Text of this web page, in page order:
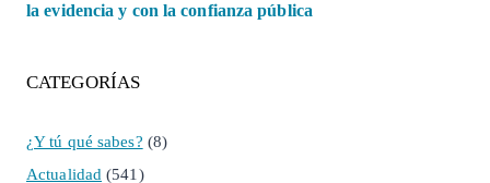
la evidencia y con la confianza pública
CATEGORÍAS
¿Y tú qué sabes? (8)
Actualidad (541)